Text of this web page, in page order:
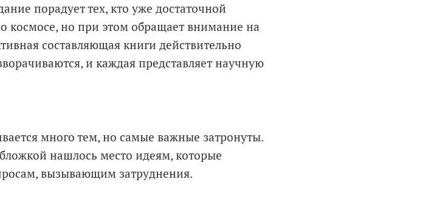
порадует тех, кто уже достаточной
космосе, но при этом обращает внимание на
составляющая книги действительно
и каждая представляет научную
много тем, но самые важные затронуты.
нашлось место идеям, которые
вызывающим затруднения.